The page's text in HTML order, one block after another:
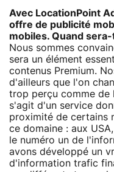
Avec LocationPoint
offre de publicité
mobiles. Quand
Nous sommes
sera un élément
contenus Premium.
d'ailleurs que l'on
trop perçu comme de
s'agit d'un service
proximité de certains
ce domaine : aux
le numéro un de
avons développé un
d'information trafic